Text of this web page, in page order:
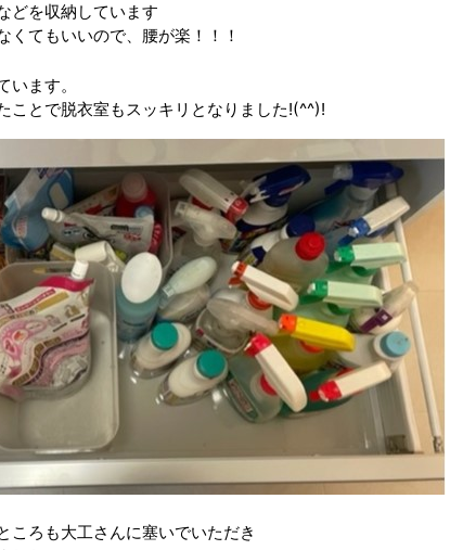
どを収納しています
くてもいいので、腰が楽！！！
ます。
ことで脱衣室もスッキリとなりました!(^^)!
ころも大工さんに塞いでいただき